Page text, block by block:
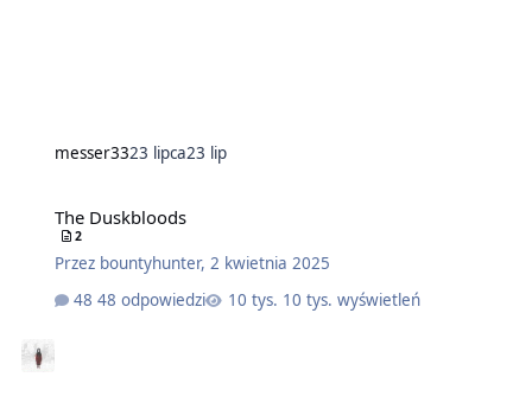
messer3323 lipca23 lip
The Duskbloods
2
Przez bountyhunter, 2 kwietnia 2025
48 odpowiedzi
10 tys. wyświetleń